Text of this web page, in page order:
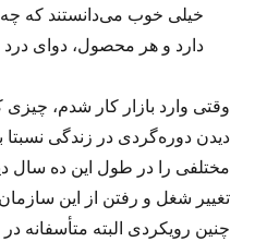
خیلی خوب می‌دانستند که
دارد و هر محصول، دوای
وقتی وارد بازار کار شدم،
دیدن دوره‌گردی در زندگی نسبتا
مختلفی را در طول این ده سال
تغییر شغل و رفتن از این
چنین رویکردی البته متأسفانه